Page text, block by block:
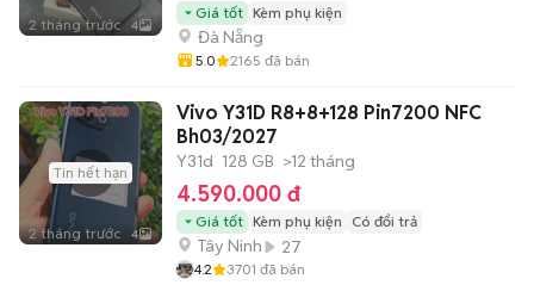
2 tháng trước 4
Giá tốt Kèm phụ kiện
Đà Nẵng
5.0 2165 đã bán
Tin hết hạn
2 tháng trước 4
Vivo Y31D R8+8+128 Pin7200 NFC
Bh03/2027
Y31d 128 GB >12 tháng
4.590.000 đ
Giá tốt Kèm phụ kiện Có đổi trả
Tây Ninh 27
4.2 3701 đã bán